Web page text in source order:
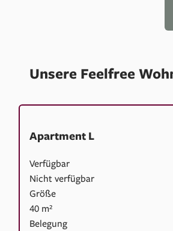
Unsere Feelfree
Apartment L
Verfügbar
Nicht verfügbar
Größe
40 m²
Belegung